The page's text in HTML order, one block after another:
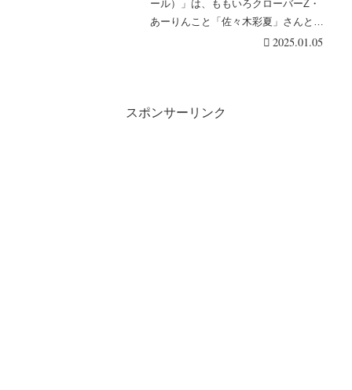
ール）」は、ももいろクローバーZ・
あーりんこと「佐々木彩夏」さんとの
2025.01.05
スポンサーリンク